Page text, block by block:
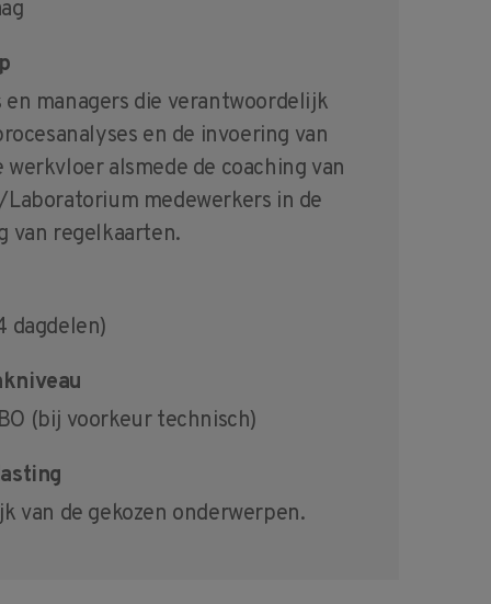
en managers die verantwoordelijk
en de invoering van
werkvloer alsmede de coaching van
medewerkers in de
van regelkaarten.
dagdelen)
(bij voorkeur technisch)
van de gekozen onderwerpen.